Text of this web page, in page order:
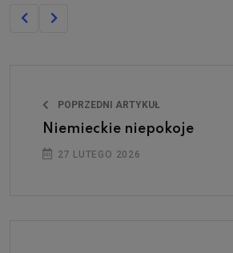
POPRZEDNI ARTYKUŁ
Niemieckie niepokoje
27 LUTEGO 2026